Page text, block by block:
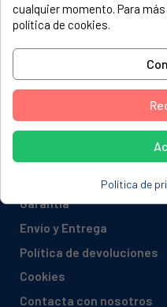
Ofertas
Novedades
Aviso Legal
Formas de Pago
Garantía
Envío y Entrega
Política de devoluciones
Cookies
Contacta con nosotros
cualquier momento. Para
política de cookies.
Política de